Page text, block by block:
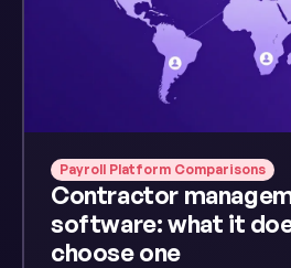
Payroll Platform Comparisons
Contractor
software: what it
choose one